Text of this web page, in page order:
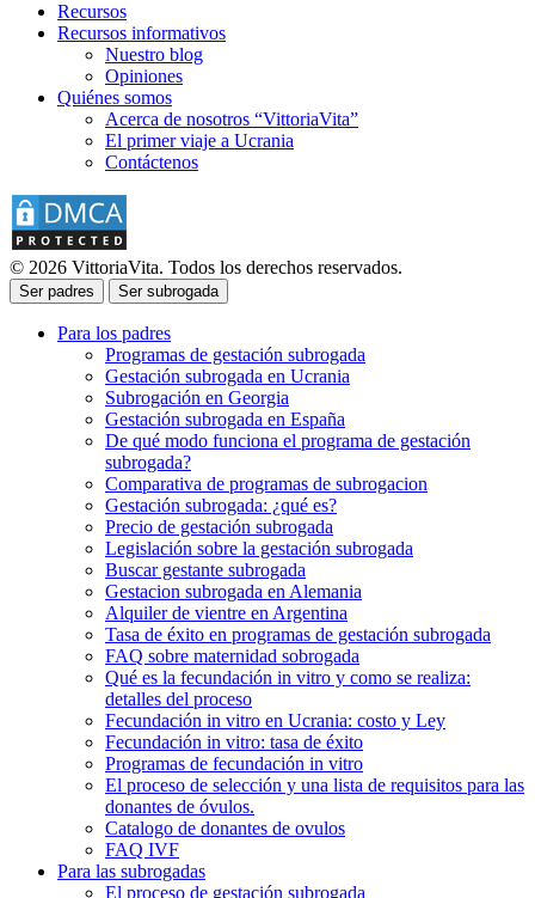
Recursos
Recursos informativos
Nuestro blog
Opiniones
Quiénes somos
Acerca de nosotros “VittoriaVita”
El primer viaje a Ucrania
Contáctenos
© 2026 VittoriaVita. Todos los derechos reservados.
Ser padres Ser subrogada
Para los padres
Programas de gestación subrogada
Gestación subrogada en Ucrania
Subrogación en Georgia
Gestación subrogada en España
De qué modo funciona el programa de gestación
subrogada?
Comparativa de programas de subrogacion
Gestación subrogada: ¿qué es?
Precio de gestación subrogada
Legislación sobre la gestación subrogada
Buscar gestante subrogada
Gestacion subrogada en Alemania
Alquiler de vientre en Argentina
Tasa de éxito en programas de gestación subrogada
FAQ sobre maternidad sobrogada
Qué es la fecundación in vitro y como se realiza:
detalles del proceso
Fecundación in vitro en Ucrania: costo y Ley
Fecundación in vitro: tasa de éxito
Programas de fecundación in vitro
El proceso de selección y una lista de requisitos para las
donantes de óvulos.
Catalogo de donantes de ovulos
FAQ IVF
Para las subrogadas
El proceso de gestación subrogada